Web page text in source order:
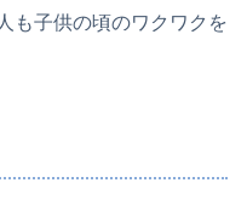
も子供の頃のワクワクを